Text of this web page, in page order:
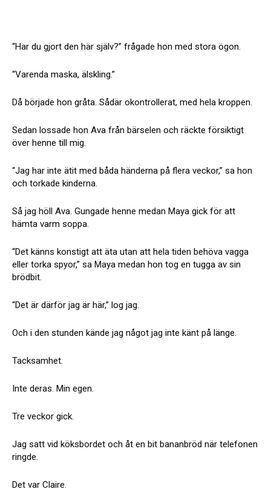
“Har du gjort den här själv?” frågade hon med stora ögon.
“Varenda maska, älskling.”
Då började hon gråta. Sådär okontrollerat, med hela kroppen.
Sedan lossade hon Ava från bärselen och räckte försiktigt
över henne till mig.
“Jag har inte ätit med båda händerna på flera veckor,” sa hon
och torkade kinderna.
Så jag höll Ava. Gungade henne medan Maya gick för att
hämta varm soppa.
“Det känns konstigt att äta utan att hela tiden behöva vagga
eller torka spyor,” sa Maya medan hon tog en tugga av sin
brödbit.
“Det är därför jag är här,” log jag.
Och i den stunden kände jag något jag inte känt på länge.
Tacksamhet.
Inte deras. Min egen.
Tre veckor gick.
Jag satt vid köksbordet och åt en bit bananbröd när telefonen
ringde.
Det var Claire.